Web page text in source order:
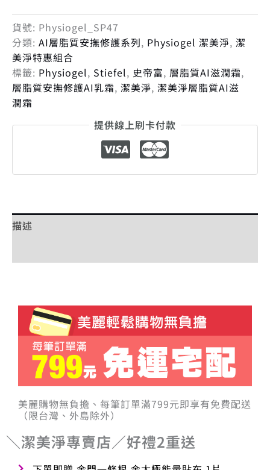
貨號: Physiogel_SP47
分類: AI層脂質安撫修護系列, Physiogel 潔美淨, 潔
美淨特惠組合
標籤: Physiogel, Stiefel, 史帝富, 層脂質AI滋潤霜,
層脂質安撫修護AI乳霜, 潔美淨, 潔美淨層脂質AI滋
潤霜
提供線上刷卡付款
描述
美麗購物無負擔、每筆訂單滿799元即享有免費配送
（限台灣、外島除外）
＼潔美淨專賣店／好禮2重送